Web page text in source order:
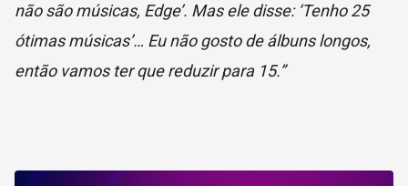
não são músicas, Edge’. Mas ele disse: ‘Tenho 25
ótimas músicas’… Eu não gosto de álbuns longos,
então vamos ter que reduzir para 15.”